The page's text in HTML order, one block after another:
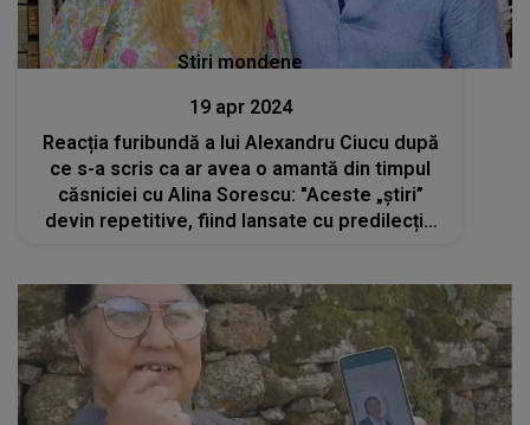
Stiri mondene
19 apr 2024
Reacția furibundă a lui Alexandru Ciucu după
ce s-a scris ca ar avea o amantă din timpul
căsniciei cu Alina Sorescu: "Aceste „știri”
devin repetitive, fiind lansate cu predilecție